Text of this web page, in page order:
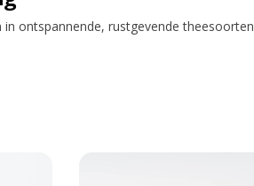
ontspannende, rustgevende